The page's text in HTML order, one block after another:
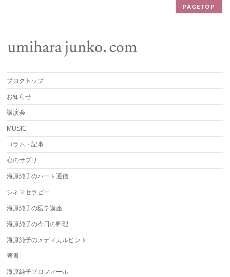
PAGETOP
ブログトップ
お知らせ
講演会
MUSIC
コラム・記事
心のサプリ
海原純子のハート通信
シネマセラピー
海原純子の医学講座
海原純子の今日の料理
海原純子のメディカルヒント
著書
海原純子プロフィール